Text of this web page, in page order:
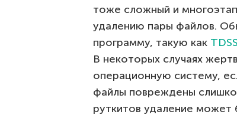
тоже сложный и
удалению пары файлов.
программу, такую как
В некоторых случаях
операционную систему,
файлы повреждены
руткитов удаление